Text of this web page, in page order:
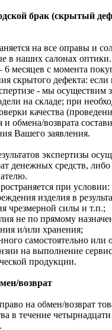
брак (скрытый
на все оправы и
в наших салонах оптики.
месяцев с момента
скрытого дефекта: если
- мы осуществим
на складе; при
качества
и обмена/возврата
Вашего заявления.
экспертизы
денежных средств, либо
при условии:
изделия в
чрезмерной силы и т.п.;
не по прямому
и/или хранения;
самостоятельно или
на выполнение
продукции.
возврат
на обмен/возврат
в течение